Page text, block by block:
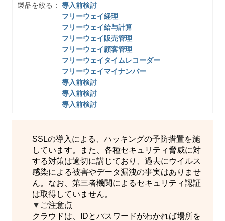
製品を絞る：
導入前検討
フリーウェイ経理
フリーウェイ給与計算
フリーウェイ販売管理
フリーウェイ顧客管理
フリーウェイタイムレコーダー
フリーウェイマイナンバー
導入前検討
導入前検討
導入前検討
SSLの導入による、ハッキングの予防措置を施
しています。また、各種セキュリティ脅威に対
する対策は適切に講じており、過去にウイルス
感染による被害やデータ漏洩の事実はありませ
ん。なお、第三者機関によるセキュリティ認証
は取得していません。
▼ ご注意点
クラウドは、IDとパスワードがわかれば場所を